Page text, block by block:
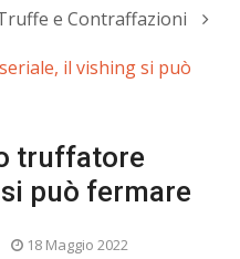
e Contraffazioni
il vishing si può
truffatore
può fermare
18 Maggio 2022